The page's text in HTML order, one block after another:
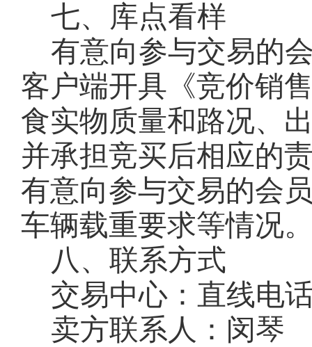
七、库点看样
有意向参与交易的
客户端开具《竞价销
食实物质量和路况、
并承担竞买后相应的
有意向参与交易的会
车辆载重要求等情况
八、联系方式
交易中心：直线电
卖方联系人：闵琴